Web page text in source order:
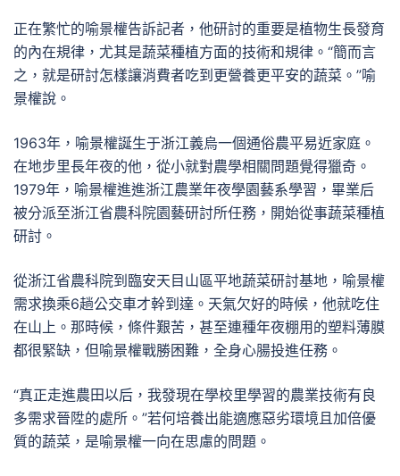
正在繁忙的喻景權告訴記者，他研討的重要是植物生長發育
的內在規律，尤其是蔬菜種植方面的技術和規律。“簡而言
之，就是研討怎樣讓消費者吃到更營養更平安的蔬菜。”喻
景權說。
1963年，喻景權誕生于浙江義烏一個通俗農平易近家庭。
在地步里長年夜的他，從小就對農學相關問題覺得獵奇。
1979年，喻景權進進浙江農業年夜學園藝系學習，畢業后
被分派至浙江省農科院園藝研討所任務，開始從事蔬菜種植
研討。
從浙江省農科院到臨安天目山區平地蔬菜研討基地，喻景權
需求換乘6趟公交車才幹到達。天氣欠好的時候，他就吃住
在山上。那時候，條件艱苦，甚至連種年夜棚用的塑料薄膜
都很緊缺，但喻景權戰勝困難，全身心腸投進任務。
“真正走進農田以后，我發現在學校里學習的農業技術有良
多需求晉陞的處所。”若何培養出能適應惡劣環境且加倍優
質的蔬菜，是喻景權一向在思慮的問題。